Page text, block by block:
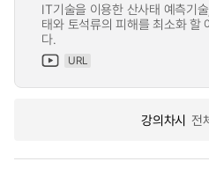
IT기술을 이용한 산사태 예측기
태와 토석류의 피해를 최소화 할
다.
URL
강의차시 전